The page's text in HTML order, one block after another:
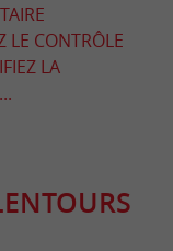
LE CONTRÔLE
LA